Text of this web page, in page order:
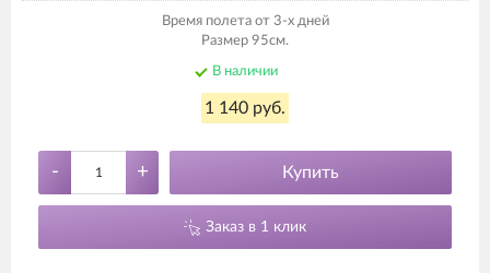
Время полета от 3-х дней
Размер 95см.
В наличии
1 140 руб.
- + Купить
Заказ в 1 клик